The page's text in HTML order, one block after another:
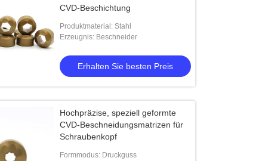
CVD-Beschichtung
Produktmaterial: Stahl
Erzeugnis: Beschneider
Erhalten Sie besten Preis
Hochpräzise, speziell geformte
CVD-Beschneidungsmatrizen für
Schraubenkopf
Formmodus: Druckguss